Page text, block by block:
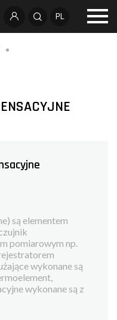
PL
są elementem
pomiarowym np.
wykonane są
wykonane są z